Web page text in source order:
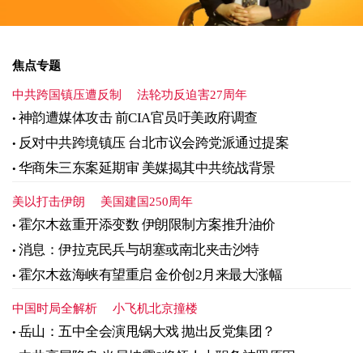
焦点专题
中共跨国镇压遭反制 法轮功反迫害27周年
神韵遭媒体攻击 前CIA官员吁美政府调查
反对中共跨境镇压 台北市议会跨党派通过提案
华商朱三东案延期审 美媒揭其中共统战背景
美以打击伊朗 美国建国250周年
霍尔木兹重开添变数 伊朗限制方案推升油价
消息：伊拉克民兵与胡塞或南北夹击沙特
霍尔木兹海峡有望重启 金价创2月来最大涨幅
中国时局全解析 小飞机北京撞楼
岳山：五中全会演甩锅大戏 抛出反党集团？